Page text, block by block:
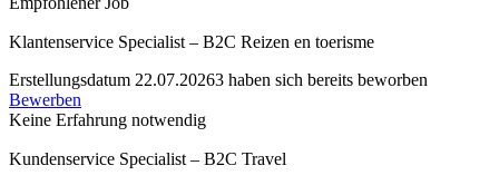
Klantenservice Specialist – B2C Reizen en toerisme
Erstellungsdatum 22.07.20263 haben sich bereits beworben
Bewerben
Keine Erfahrung notwendig
Kundenservice Specialist – B2C Travel